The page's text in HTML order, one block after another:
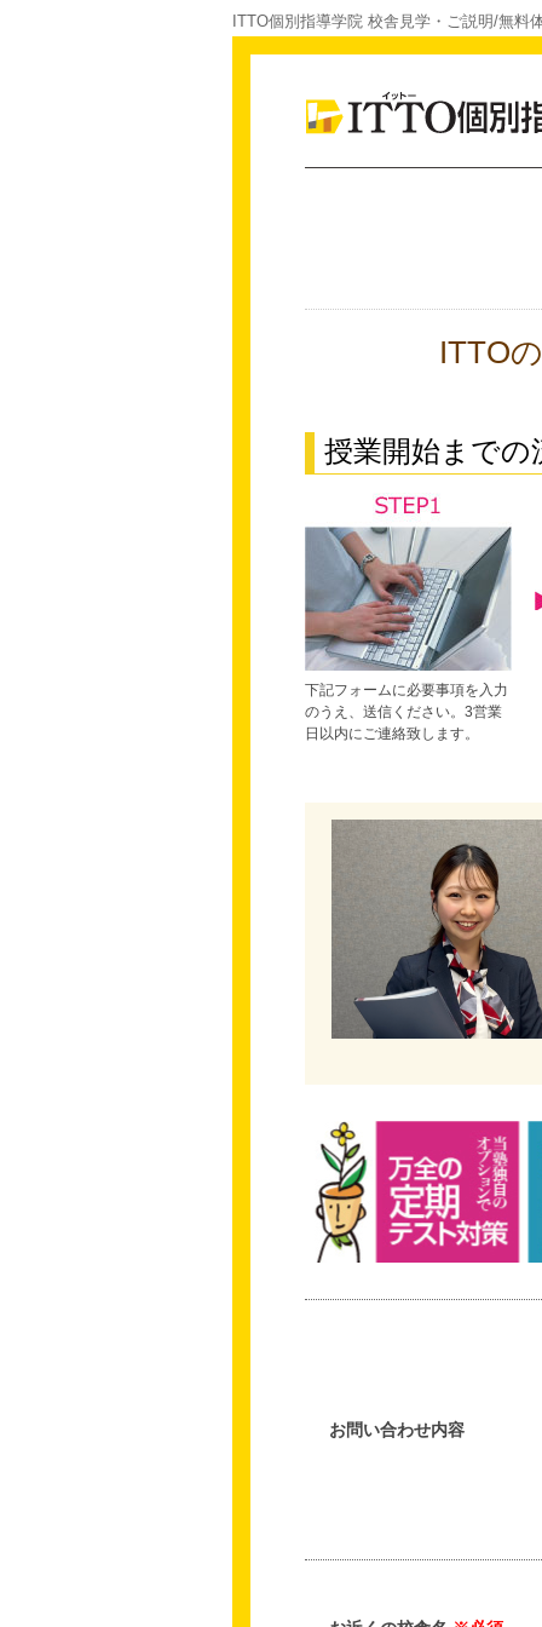
ITTO個別指導学院 校舎見学・ご説明/無料
ITTO
授業開始までの
下記フォームに必要事項を入力
のうえ、送信ください。3営業
日以内にご連絡致します。
お問い合わせ内容